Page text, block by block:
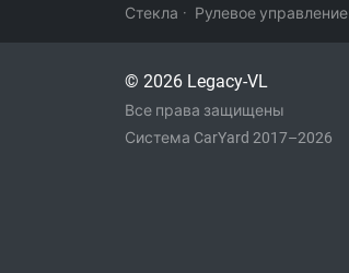
Стекла · Рулевое управление
© 2026 Legacy-VL
Все права защищены
Система CarYard 2017–2026